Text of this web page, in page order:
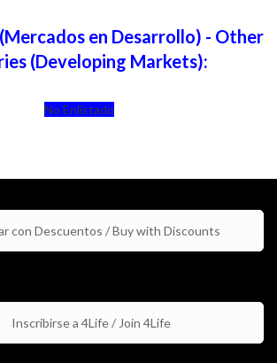
en Desarrollo) - Other
(Developing Markets):
No Enlistado
con Descuentos / Buy with Discounts
Inscribirse a 4Life / Join 4Life